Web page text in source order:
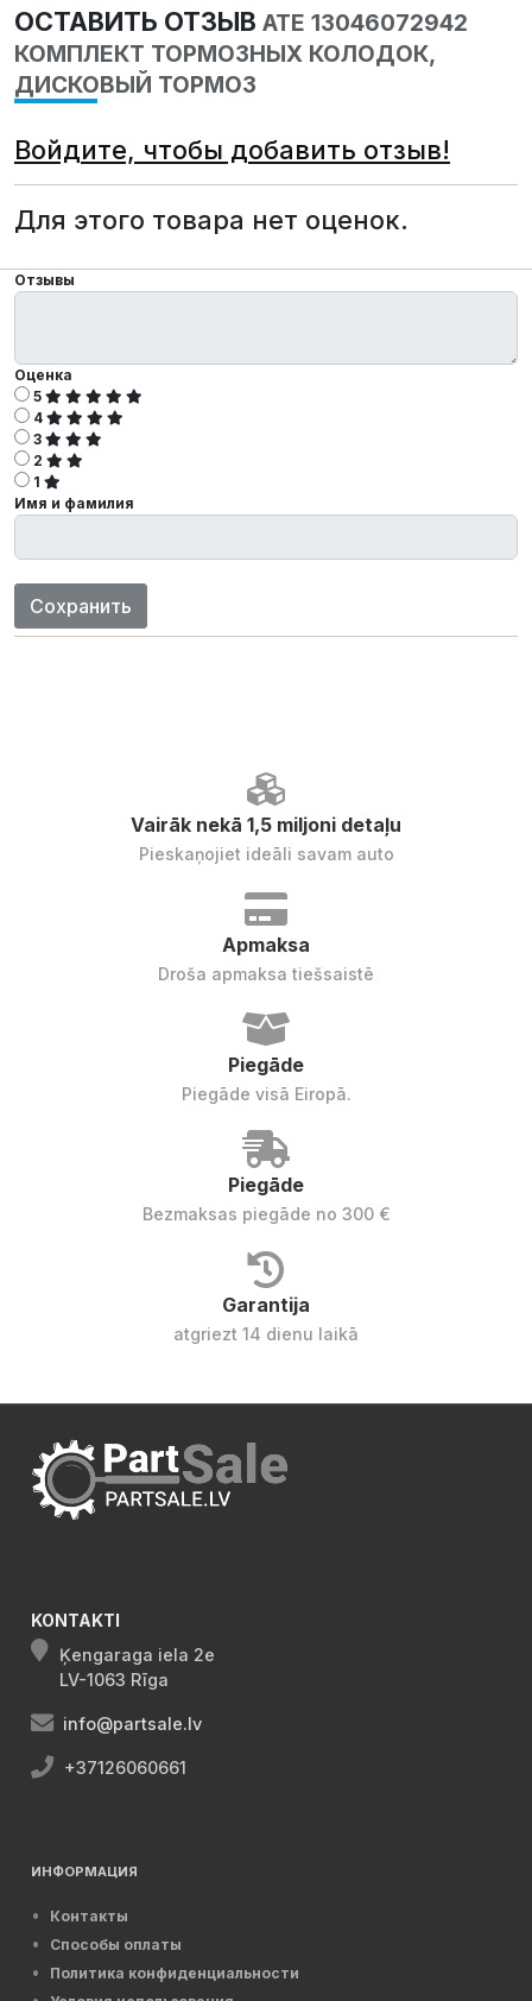
ОСТАВИТЬ ОТЗЫВ ATE 13046072942
КОМПЛЕКТ ТОРМОЗНЫХ КОЛОДОК,
ДИСКОВЫЙ ТОРМОЗ
Войдите, чтобы добавить отзыв!
Для этого товара нет оценок.
Отзывы
Оценка
5
4
3
2
1
Имя и фамилия
Сохранить
Vairāk nekā 1,5 miljoni detaļu
Pieskaņojiet ideāli savam auto
Apmaksa
Droša apmaksa tiešsaistē
Piegāde
Piegāde visā Eiropā.
Piegāde
Bezmaksas piegāde no 300 €
Garantija
atgriezt 14 dienu laikā
KONTAKTI
Ķengaraga iela 2e
LV-1063 Rīga
info@partsale.lv
+37126060661
ИНФОРМАЦИЯ
Контакты
Способы оплаты
Политика конфиденциальности